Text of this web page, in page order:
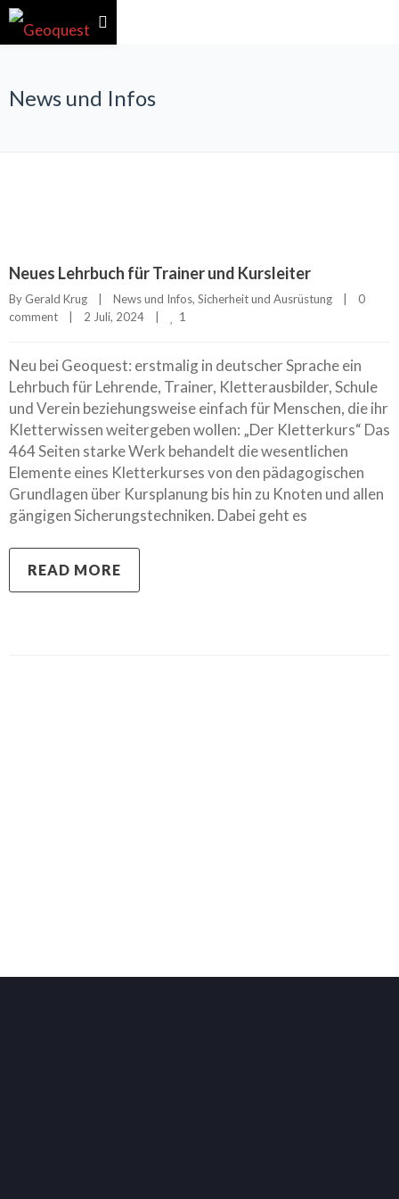
News und Infos
Neues Lehrbuch für Trainer und Kursleiter
By Gerald Krug News und Infos, Sicherheit und Ausrüstung
0
comment
2 Juli, 2024 1
Neu bei Geoquest: erstmalig in deutscher Sprache ein
Lehrbuch für Lehrende, Trainer, Kletterausbilder, Schule
und Verein beziehungsweise einfach für Menschen, die ihr
Kletterwissen weitergeben wollen: „Der Kletterkurs“ Das
464 Seiten starke Werk behandelt die wesentlichen
Elemente eines Kletterkurses von den pädagogischen
Grundlagen über Kursplanung bis hin zu Knoten und allen
gängigen Sicherungstechniken. Dabei geht es
READ MORE